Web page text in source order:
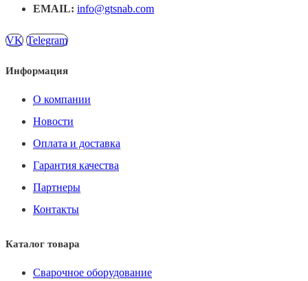
EMAIL: info@gtsnab.com
VK Telegram
Информация
О компании
Новости
Оплата и доставка
Гарантия качества
Партнеры
Контакты
Каталог товара
Сварочное оборудование